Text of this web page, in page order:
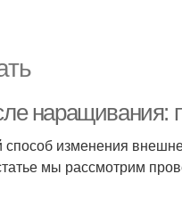
изменения
мы рассмотрим